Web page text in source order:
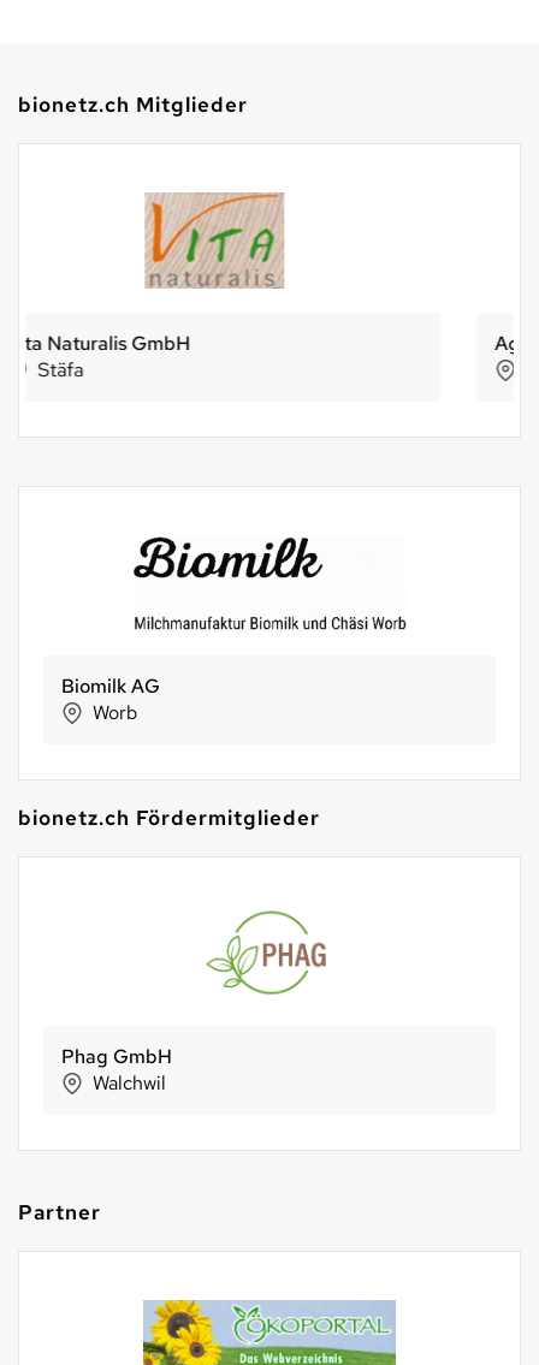
bionetz.ch Mitglieder
Agrovision Burgrain AG
maestrani Schweizer Schokoladen AG
Flawil
bionetz.ch Fördermitglieder
Sun Snack AG
St. Margrethen
Partner